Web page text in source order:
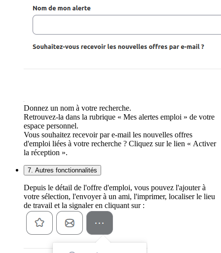
Donnez un nom à votre recherche.
Retrouvez-la dans la rubrique « Mes alertes emploi » de votre
espace personnel.
Vous souhaitez recevoir par e-mail les nouvelles offres
d'emploi liées à votre recherche ? Cliquez sur le lien « Activer
la réception ».
7. Autres fonctionnalités
Depuis le détail de l'offre d'emploi, vous pouvez l'ajouter à
votre sélection, l'envoyer à un ami, l'imprimer, localiser le lieu
de travail et la signaler en cliquant sur :